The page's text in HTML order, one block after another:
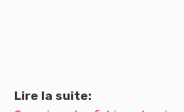
Lire la suite: